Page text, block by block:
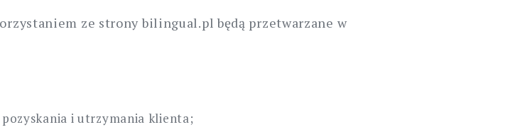
ze strony bilingual.pl będą przetwarzane w
i utrzymania klienta;